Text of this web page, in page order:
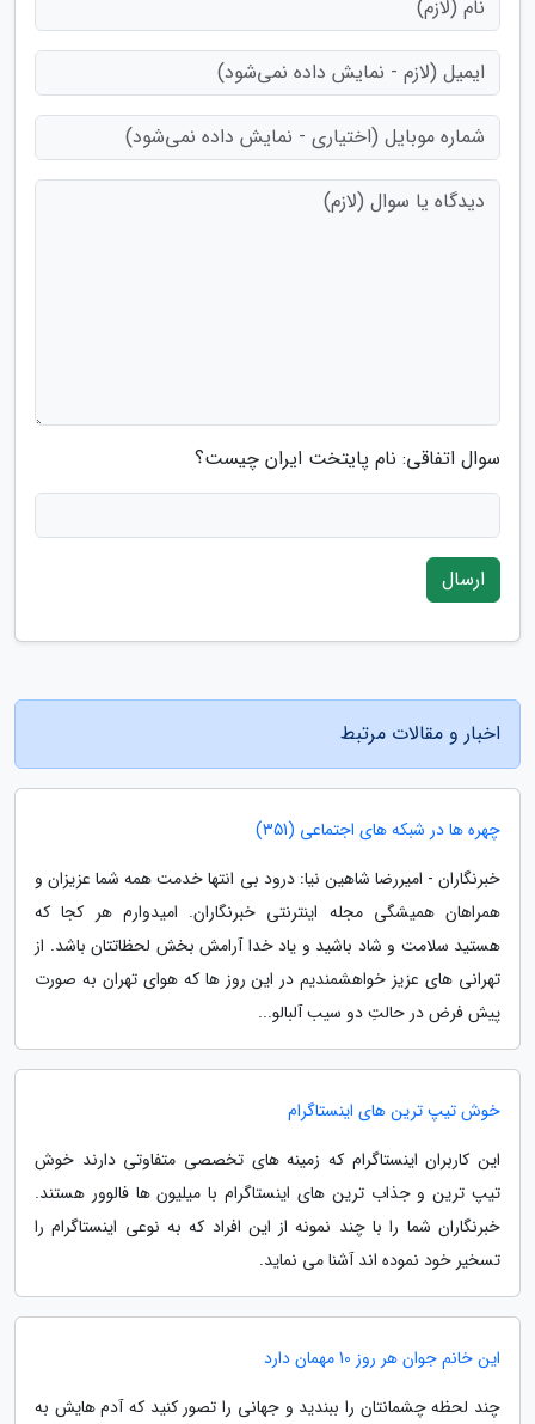
سوال اتفاقی: نام پایتخت ایران چیست؟
ارسال
اخبار و مقالات مرتبط
چهره ها در شبکه های اجتماعی (351)
خبرنگاران - امیررضا شاهین نیا: درود بی انتها خدمت همه شما عزیزان و
همراهان همیشگی مجله اینترنتی خبرنگاران. امیدوارم هر کجا که
هستید سلامت و شاد باشید و یاد خدا آرامش بخش لحظاتتان باشد. از
تهرانی های عزیز خواهشمندیم در این روز ها که هوای تهران به صورت
پیش فرض در حالتِ دو سیب آلبالو...
خوش تیپ ترین های اینستاگرام
این کاربران اینستاگرام که زمینه های تخصصی متفاوتی دارند خوش
تیپ ترین و جذاب ترین های اینستاگرام با میلیون ها فالوور هستند.
خبرنگاران شما را با چند نمونه از این افراد که به نوعی اینستاگرام را
تسخیر خود نموده اند آشنا می نماید.
این خانم جوان هر روز 10 مهمان دارد
چند لحظه چشمانتان را ببندید و جهانی را تصور کنید که آدم هایش به